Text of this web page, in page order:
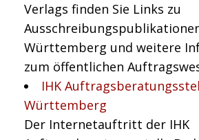
Verlags finden Sie Links zu
Württemberg und weitere
zum öffentlichen
IHK
Württemberg
Der Internetauftritt der IHK